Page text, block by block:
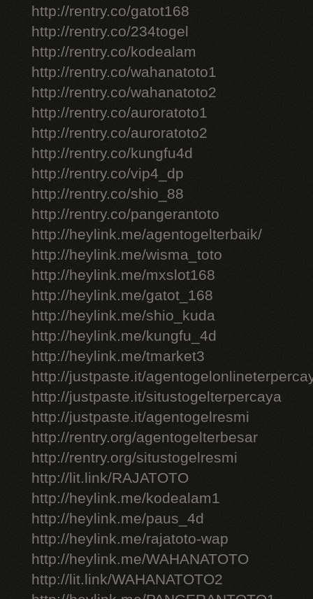
http://rentry.co/gatot168
http://rentry.co/234togel
http://rentry.co/kodealam
http://rentry.co/wahanatoto1
http://rentry.co/wahanatoto2
http://rentry.co/auroratoto1
http://rentry.co/auroratoto2
http://rentry.co/kungfu4d
http://rentry.co/vip4_dp
http://rentry.co/shio_88
http://rentry.co/pangerantoto
http://heylink.me/agentogelterbaik/
http://heylink.me/wisma_toto
http://heylink.me/mxslot168
http://heylink.me/gatot_168
http://heylink.me/shio_kuda
http://heylink.me/kungfu_4d
http://heylink.me/tmarket3
http://justpaste.it/
http://justpaste.it/situstogelterpercaya
http://justpaste.it/agentogelresmi
http://rentry.org/agentogelterbesar
http://rentry.org/situstogelresmi
http://lit.link/RAJATOTO
http://heylink.me/kodealam1
http://heylink.me/paus_4d
http://heylink.me/rajatoto-wap
http://heylink.me/WAHANATOTO
http://lit.link/WAHANATOTO2